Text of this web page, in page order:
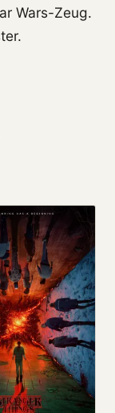
Wars-Zeug.